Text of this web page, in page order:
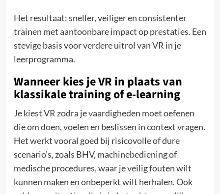
Het resultaat: sneller, veiliger en consistenter
trainen met aantoonbare impact op prestaties. Een
stevige basis voor verdere uitrol van VR in je
leerprogramma.
Wanneer kies je VR in plaats van
klassikale training of e-learning
Je kiest VR zodra je vaardigheden moet oefenen
die om doen, voelen en beslissen in context vragen.
Het werkt vooral goed bij risicovolle of dure
scenario’s, zoals BHV, machinebediening of
medische procedures, waar je veilig fouten wilt
kunnen maken en onbeperkt wilt herhalen. Ook